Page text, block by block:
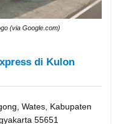
(via Google.com)
di Kulon
Wates, Kabupaten
55651